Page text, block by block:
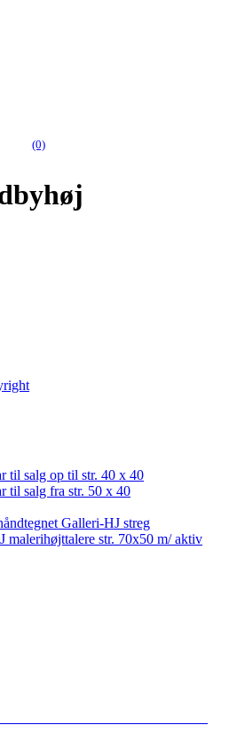
(0)
til salg op til str. 40 x 40
til salg fra str. 50 x 40
Galleri-HJ streg
malerihøjttalere str. 70x50 m/ aktiv